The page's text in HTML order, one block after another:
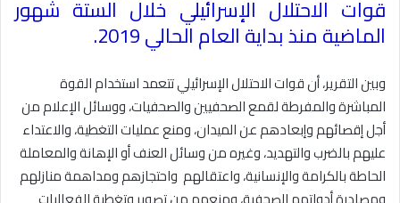
قوات الاحتلال الإسرائيلي خلال الستة شهور
الماضية منذ بداية العام الحالي 2019 .
وبين التقرير، أن قوات الاحتلال الإسرائيلي تتعمد استخدام القوة
المباشرة والمفرطة لقمع الصحفيين والصحفيات، ووسائل الإعلام من
أجل إقصائهم وإبعادهم عن الميدان، ومنع عمليات التغطية، والاعتداء
عليهم بالضرب والتهديد، وغيره من وسائل العنف أو الإهانة والمعاملة
الحاطة بالكرامة والإنسانية، واعتقالهم واحتجازهم ومداهمة منازلهم